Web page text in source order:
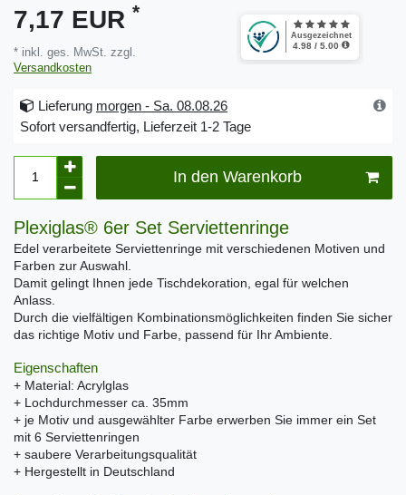
7,17 EUR *
* inkl. ges. MwSt. zzgl.
Versandkosten
Lieferung morgen - Sa. 08.08.26
Sofort versandfertig, Lieferzeit 1-2 Tage
In den Warenkorb
Plexiglas® 6er Set Serviettenringe
Edel verarbeitete Serviettenringe mit verschiedenen Motiven und
Farben zur Auswahl.
Damit gelingt Ihnen jede Tischdekoration, egal für welchen
Anlass.
Durch die vielfältigen Kombinationsmöglichkeiten finden Sie sicher
das richtige Motiv und Farbe, passend für Ihr Ambiente.
Eigenschaften
+ Material: Acrylglas
+ Lochdurchmesser ca. 35mm
+ je Motiv und ausgewählter Farbe erwerben Sie immer ein Set
mit 6 Serviettenringen
+ saubere Verarbeitungsqualität
+ Hergestellt in Deutschland